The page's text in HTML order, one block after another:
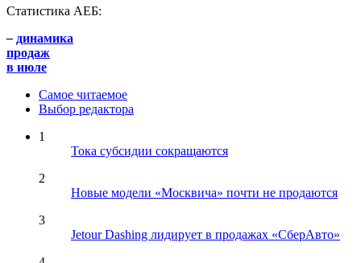
Статистика АЕБ:
– динамика
продаж
в июле
Самое читаемое
Выбор редактора
1
Тока субсидии сокращаются
2
Новые модели «Москвича» почти не продаются
3
Jetour Dashing лидирует в продажах «СберАвто»